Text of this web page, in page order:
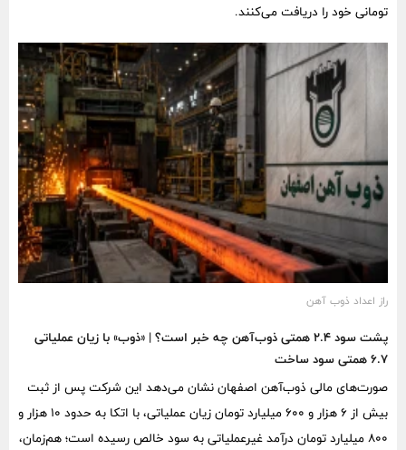
تومانی خود را دریافت می‌کنند.
راز اعداد ذوب آهن
پشت سود ۲.۴ همتی ذوب‌آهن چه خبر است؟ | «ذوب» با زیان عملیاتی
۶.۷ همتی سود ساخت
صورت‌های مالی ذوب‌آهن اصفهان نشان می‌دهد این شرکت پس از ثبت
بیش از ۶ هزار و ۶۰۰ میلیارد تومان زیان عملیاتی، با اتکا به حدود ۱۰ هزار و
۸۰۰ میلیارد تومان درآمد غیرعملیاتی به سود خالص رسیده است؛ هم‌زمان،